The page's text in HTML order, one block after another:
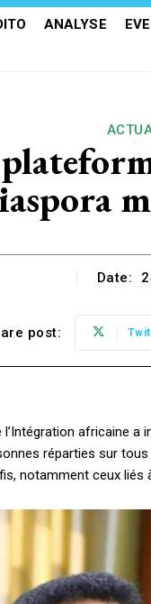
ANALYSE
Date:
post:
africaine
réparties sur
notamment ceux liés